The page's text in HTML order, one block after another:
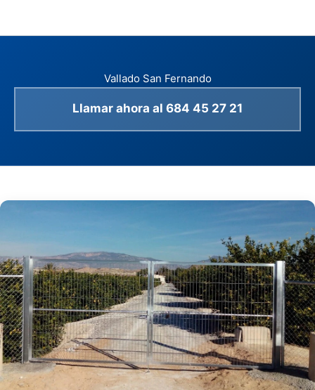
Vallado San Fernando
Llamar ahora al 684 45 27 21